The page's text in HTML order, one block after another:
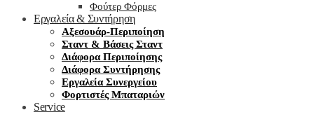
Φούτερ Φόρμες
Εργαλεία & Συντήρηση
Αξεσουάρ-Περιποίηση
Σταντ & Βάσεις Σταντ
Διάφορα Περιποίησης
Διάφορα Συντήρησης
Εργαλεία Συνεργείου
Φορτιστές Μπαταριών
Service